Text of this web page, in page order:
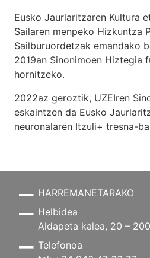
Eusko Jaurlaritzaren Kultura
Sailaren menpeko Hizkuntza
Sailburuordetzak emandako
2019an Sinonimoen Hiztegia
hornitzeko.
2022az geroztik, UZEIren
eskaintzen da Eusko
neuronalaren Itzuli+ tresna-
HARREMANETARAKO
Helbidea
Aldapeta kalea, 20 –
Telefonoa